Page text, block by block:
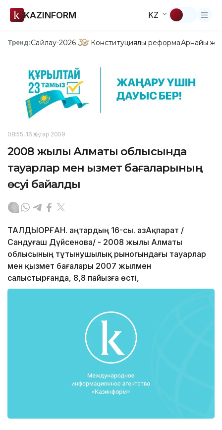
KAZINFORM KZ
Тренд:Сайлау-2026 Конституциялық реформаАрнайы
08:55, 16 Қаңтар 2009
2008 жылы Алматы облысында
тауарлар мен қызмет бағаларының
өсуі байқалды
ТАЛДЫҚОРҒАН. Қаңтардың 16-сы. ҚазАқпарат /
Сандуғаш Дүйсенова/ - 2008 жылы Алматы
облысының тұтынушылық рыногындағы тауарлар
мен қызмет бағалары 2007 жылмен
салыстырғанда, 8,8 пайызға өсті,